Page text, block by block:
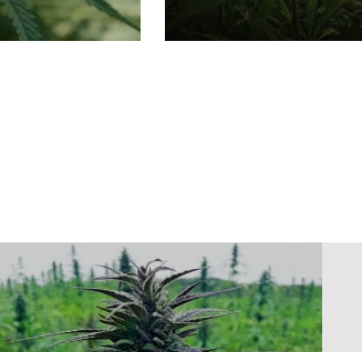
PAS CUMULABLE AVEC
VOTRE EMAIL RESTE
VOUS À TOUT MOMENT.